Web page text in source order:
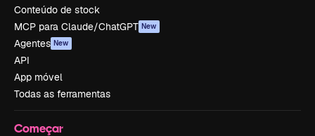
Conteúdo de stock
MCP para Claude/ChatGPT New
Agentes New
API
App móvel
Todas as ferramentas
Começar